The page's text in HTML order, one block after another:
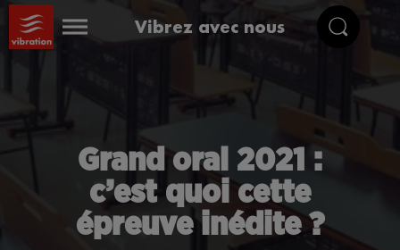
Vibrez avec nous
Grand oral 2021 :
c’est quoi cette
épreuve inédite ?